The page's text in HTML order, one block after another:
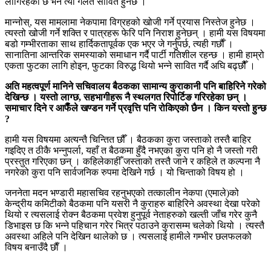
मान्नोस्, यस मामलामा नेकपामा विग्रहको खोजी गर्ने प्रयास निस्तेज हुनेछ ।
त्यस्तो खोजी गर्ने शक्ति र पात्रहरू फेरि पनि निराश हुनेछन् । हामी यस विषयमा
बडो गम्भीरताका साथ हार्दिकतापूर्वक एक भएर जे गर्नुपर्छ, त्यही गर्छाैँ ।
सानातिना आन्तरिक समस्याको समाधान गर्दै पार्टी गतिशील रहन्छ । हामी हाम्रो
एकता फुटका लागि होइन, फुटका विरुद्ध थियो भन्ने सावित गर्दै अघि बढ्छौैँ ।
अति महत्वपूर्ण मानिने सचिवालय बैठकका सामान्य कुराकानी पनि बाहिरिने गरेको
देखिन्छ । यस्तो लाग्छ, सहभागीहरू नै स्थलगत रिपोर्टिङ गरिरहेका छन् ।
समाचार दिने र आफैंँले खण्डन गर्ने प्रवृत्ति पनि रोकिएको छैन । किन यस्तो हुन्छ
?
हामी यस विषयमा अत्यन्तै चिन्तित छौँ । बैठकका कुरा जस्ताको तस्तै बाहिर
गइदिए त ठीकै भन्नुपर्ला, यहाँ त बैठकमा हुँदै नभएका कुरा पनि हो नै जस्तो गरी
प्रस्तुत गरिएका छन् । कहिलेकाहीँ जस्ताको तस्तै जाने र कहिले त कल्पना नै
नगरेको कुरा पनि सार्वजनिक रुपमा देखिने गर्छ । यो चिन्ताको विषय हो ।
जननेता मदन भण्डारी महासचिव रहनुभएको तत्कालीन नेकपा (एमाले)को
केन्द्रीय कमिटीको बैठकमा पनि यसरी नै कुराहरु बाहिरिने अवस्था देखा परेको
थियो र त्यसलाई रोक्न बैठकमा प्रवेश हुनुपूर्व नेताहरुको खल्ती जाँच गरेर कुनै
डिभाइस छ कि भन्ने पहिचान गरेर भित्र पठाउने कुरासम्म चलेको थियो । त्यस्तै
अवस्था अहिले पनि देखिन थालेको छ । त्यसलाई हामीले गम्भीर छलफलको
विषय बनाउँदै छाैँ ।